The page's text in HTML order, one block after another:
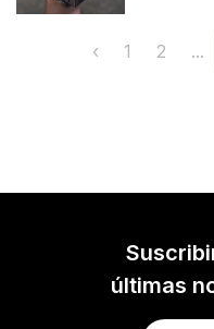
‹ 1 2 ...
últimas